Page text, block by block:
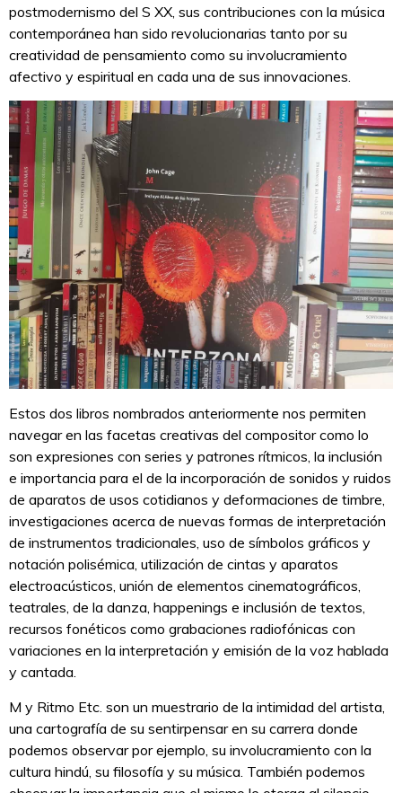
postmodernismo del S XX, sus contribuciones con la música
contemporánea han sido revolucionarias tanto por su
creatividad de pensamiento como su involucramiento
afectivo y espiritual en cada una de sus innovaciones.
Estos dos libros nombrados anteriormente nos permiten
navegar en las facetas creativas del compositor como lo
son expresiones con series y patrones rítmicos, la inclusión
e importancia para el de la incorporación de sonidos y ruidos
de aparatos de usos cotidianos y deformaciones de timbre,
investigaciones acerca de nuevas formas de interpretación
de instrumentos tradicionales, uso de símbolos gráficos y
notación polisémica, utilización de cintas y aparatos
electroacústicos, unión de elementos cinematográficos,
teatrales, de la danza, happenings e inclusión de textos,
recursos fonéticos como grabaciones radiofónicas con
variaciones en la interpretación y emisión de la voz hablada
y cantada.
M y Ritmo Etc. son un muestrario de la intimidad del artista,
una cartografía de su sentirpensar en su carrera donde
podemos observar por ejemplo, su involucramiento con la
cultura hindú, su filosofía y su música. También podemos